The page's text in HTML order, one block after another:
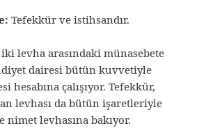
Tefekkür ve istihsandır.
levha arasındaki münasebete
dairesi bütün kuvvetiyle
hesabına çalışıyor. Tefekkür,
levhası da bütün işaretleriyle
nimet levhasına bakıyor.